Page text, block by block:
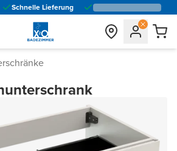
Schnelle Lieferung